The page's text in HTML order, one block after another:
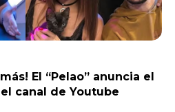
El “Pelao” anuncia el
canal de Youtube